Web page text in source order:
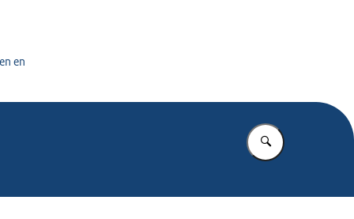
en
Vul in wat u